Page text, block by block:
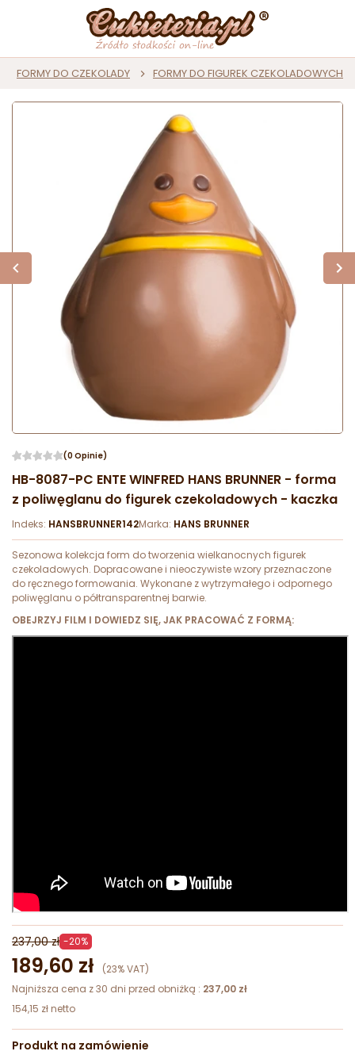
FORMY DO CZEKOLADY FORMY DO FIGUREK CZEKOLADOWYCH
(0 Opinie)
HB-8087-PC ENTE WINFRED HANS BRUNNER - forma
z poliwęglanu do figurek czekoladowych - kaczka
Indeks: HANSBRUNNER142Marka: HANS BRUNNER
Sezonowa kolekcja form do tworzenia wielkanocnych figurek
czekoladowych. Dopracowane i nieoczywiste wzory przeznaczone
do ręcznego formowania. Wykonane z wytrzymałego i odpornego
poliwęglanu o półtransparentnej barwie.
OBEJRZYJ FILM I DOWIEDZ SIĘ, JAK PRACOWAĆ Z FORMĄ:
237,00 zł -20%
189,60 zł
(23% VAT)
Najniższa cena z 30 dni przed obniżką : 237,00 zł
154,15 zł netto
Produkt na zamówienie